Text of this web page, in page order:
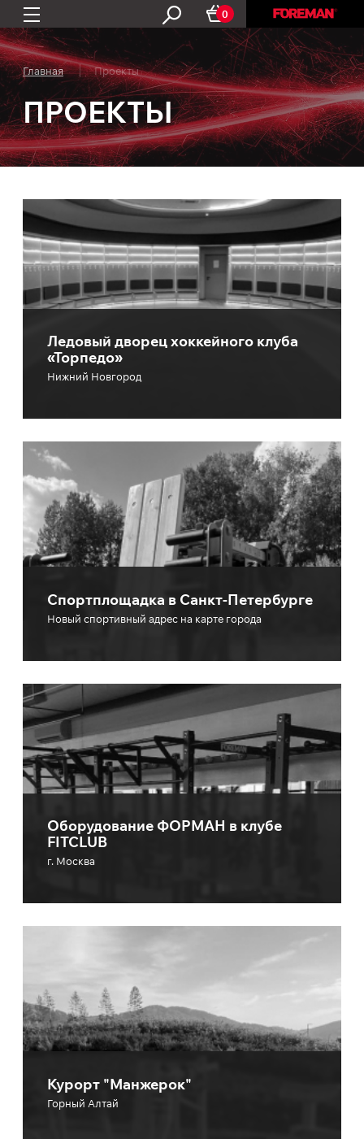
0
Главная Проекты
ПРОЕКТЫ
Ледовый дворец хоккейного клуба
«Торпедо»
Нижний Новгород
Спортплощадка в Санкт-Петербурге
Новый спортивный адрес на карте города
Оборудование ФОРМАН в клубе
FITCLUB
г. Москва
Курорт "Манжерок"
Горный Алтай